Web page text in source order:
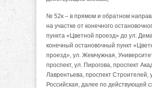
№ 52к – в прямом и обратном
на участке от конечного
пункта «Цветной проезд» до ул.
конечный остановочный пункт
проезд», ул. Жемчужная,
проспект, ул. Пирогова, проспект
Лаврентьева, проспект Строителей,
Российская, далее по действующей